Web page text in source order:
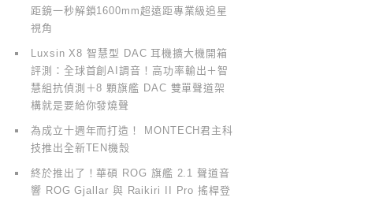
距鏡一秒解鎖1600mm超遠距專業級追星
視角
Luxsin X8 智慧型 DAC 耳機擴大機開箱
評測：全球首創AI調音！高功率輸出＋智
慧組抗偵測＋8 顆旗艦 DAC 雙單聲道架
構就是要給你發燒聲
為成立十週年而打造！ MONTECH君主科
技推出全新TEN機殼
終於推出了！華碩 ROG 旗艦 2.1 聲道音
響 ROG Gjallar 與 Raikiri II Pro 搖桿登